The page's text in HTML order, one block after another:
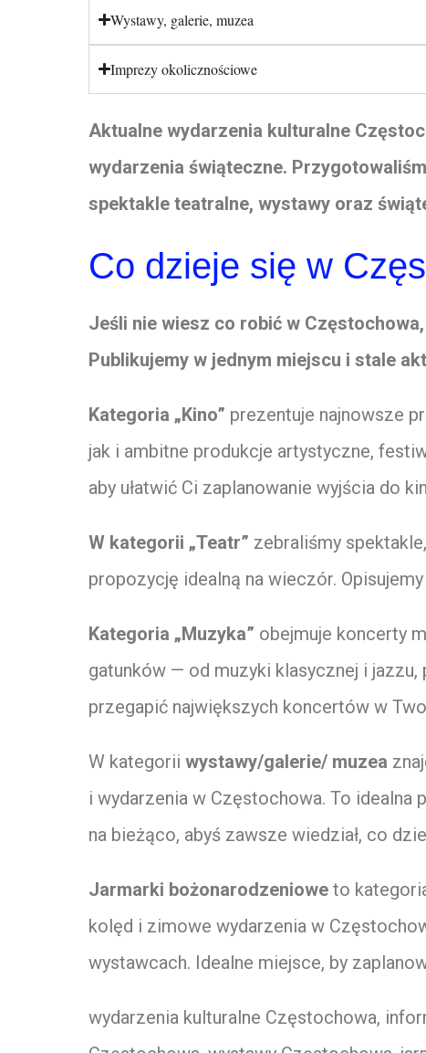
Wystawy, galerie, muzea
Imprezy okolicznościowe
Aktualne wydarzenia kulturalne
wydarzenia świąteczne.
spektakle teatralne, wystawy oraz
Co dzieje się w
Jeśli nie wiesz co robić w
Publikujemy w jednym miejscu i stale
Kategoria „Kino” prezentuje najnowsze
jak i ambitne produkcje artystyczne,
aby ułatwić Ci zaplanowanie wyjścia do
W kategorii „Teatr” zebraliśmy
propozycję idealną na wieczór.
Kategoria „Muzyka” obejmuje koncerty
gatunków — od muzyki klasycznej i
przegapić największych koncertów w
W kategorii wystawy/galerie/ muzea
i wydarzenia w Częstochowa. To
na bieżąco, abyś zawsze wiedział, co
Jarmarki bożonarodzeniowe to
kolęd i zimowe wydarzenia w
wystawcach. Idealne miejsce, by
wydarzenia kulturalne Częstochowa,